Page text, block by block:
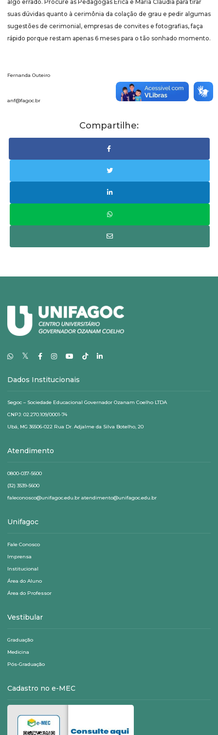
algo errado. Procure as Pedagogas Érica e Maria Cláudia para tirar
suas dúvidas quanto à cerimônia da colação de grau e pedir algumas
sugestões de cerimonial, empresas de convites e fotografias, faça
rápido porque restam apenas 6 meses para o tão sonhado momento.
Fernanda Outeiro
anf@fagoc.br
Compartilhe:
𝕏
Dados Institucionais
Segoc – Sociedade Educacional Governador Ozanam Coelho LTDA
CNPJ: 02.270.109/0001-74
Ubá, MG 36506-022 Rua Dr. Adjalme da Silva Botelho, 20
Atendimento
0800-037-5600
(32) 3539-5600
faleconosco@unifagoc.edu.br atendimento@unifagoc.edu.br
Unifagoc
Fale Conosco
Imprensa
Institucional
Área do Aluno
Área do Professor
Vestibular
Graduação
Medicina
Pós-Graduação
Cadastro no e-MEC